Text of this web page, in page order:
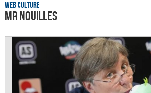
Web culture
Mr Nouilles